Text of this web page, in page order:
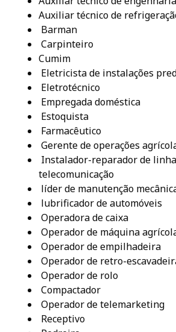
Auxiliar técnico de
Barman
Carpinteiro
Cumim
Eletricista de instalações
Eletrotécnico
Empregada doméstica
Estoquista
Farmacêutico
Gerente de operações
Instalador-reparador de
telecomunicação
líder de manutenção
lubrificador de automóveis
Operadora de caixa
Operador de máquina
Operador de empilhadeira
Operador de retro-
Operador de rolo
Compactador
Operador de telemarketing
Receptivo